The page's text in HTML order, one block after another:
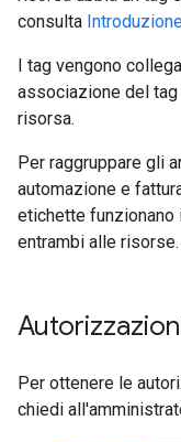
consulta
I tag vengono
associazione del
risorsa.
Per raggruppare gli
automazione e
etichette funzionano
entrambi alle risorse.
Per ottenere le
chiedi